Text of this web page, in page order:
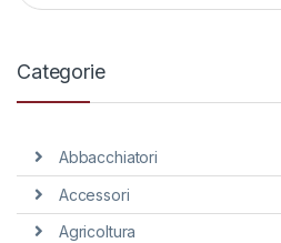
Categorie
Abbacchiatori
Accessori
Agricoltura